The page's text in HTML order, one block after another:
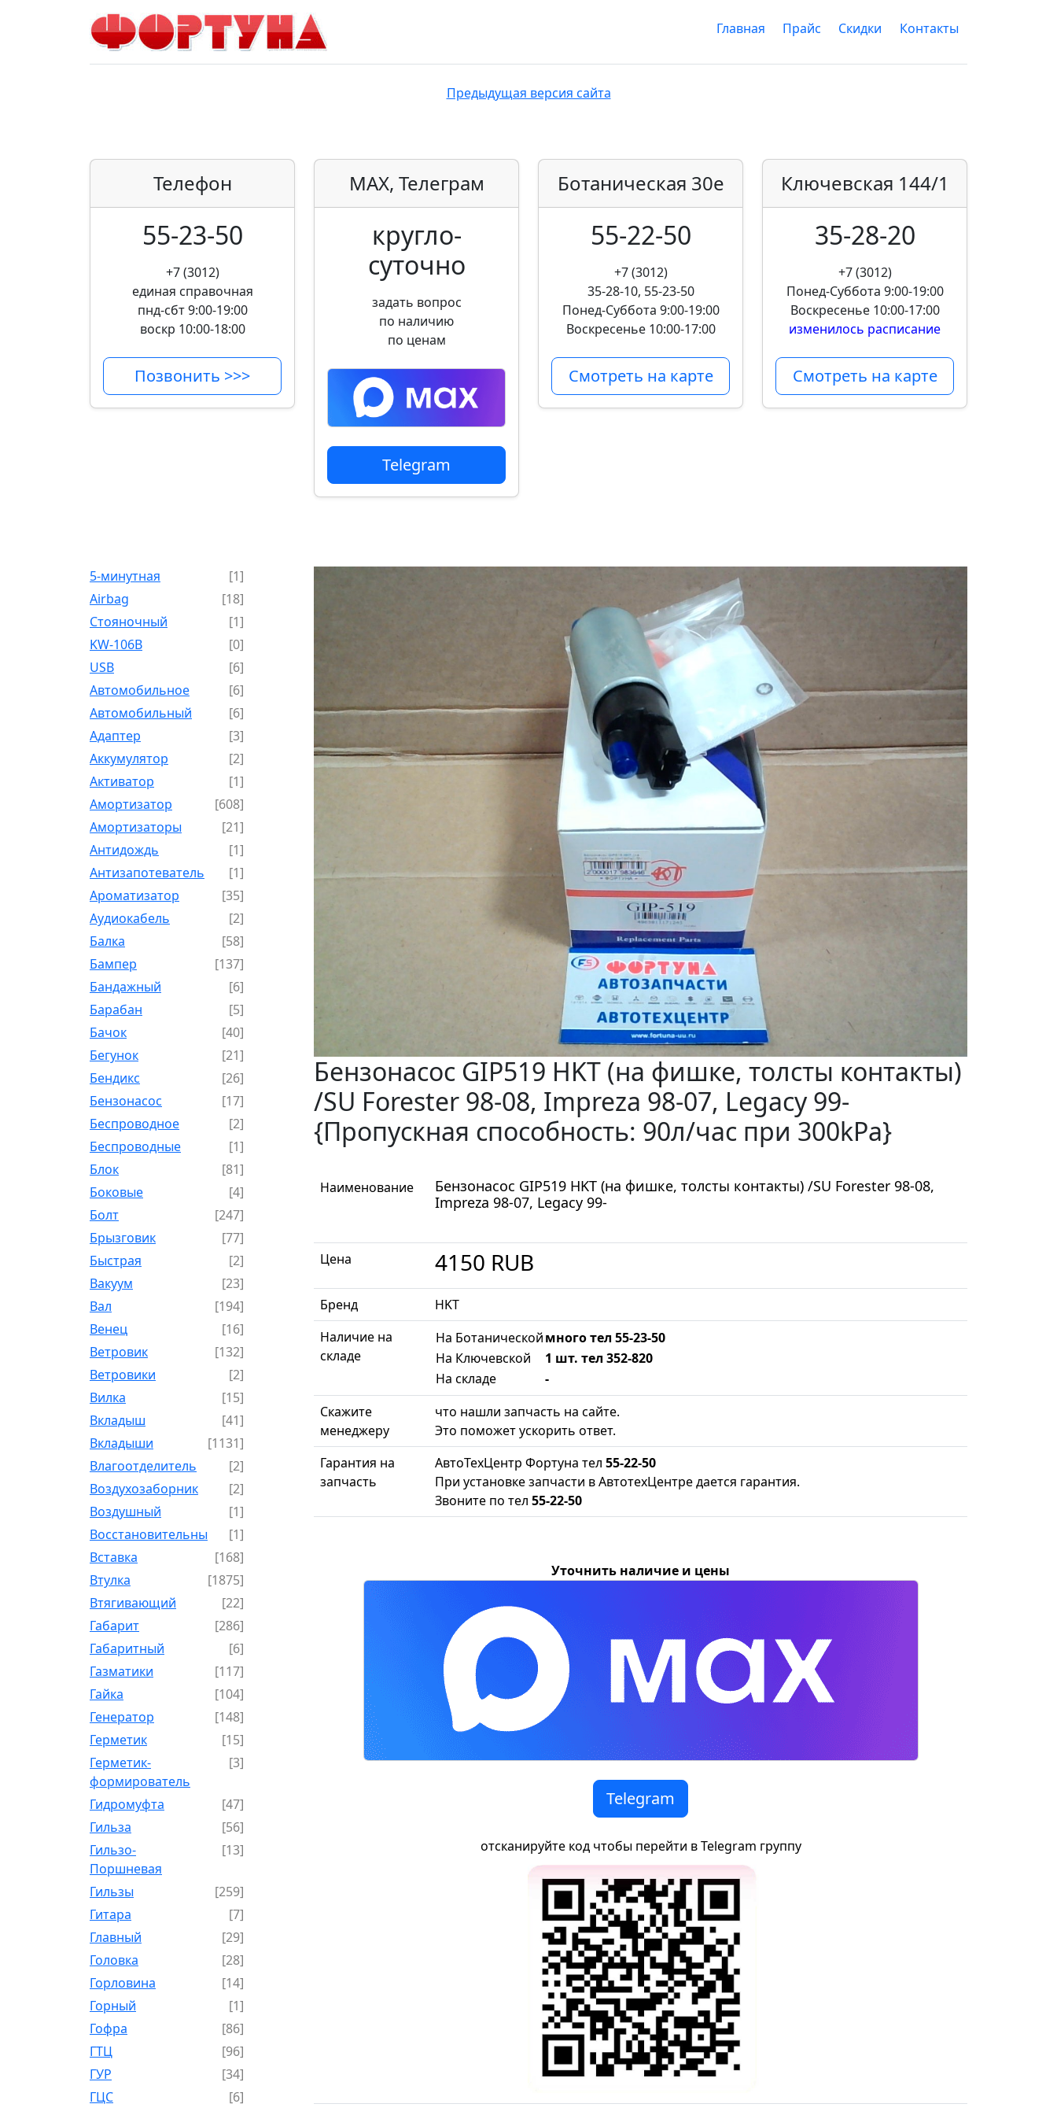
Главная Прайс Скидки Контакты
Предыдущая версия сайта
Телефон
55-23-50
+7 (3012)
единая справочная
пнд-сбт 9:00-19:00
воскр 10:00-18:00
Позвонить >>>
MAX, Телеграм
кругло­
суточно
задать вопрос
по наличию
по ценам
Telegram
Ботаническая 30е
55-22-50
+7 (3012)
35-28-10, 55-23-50
Понед-Суббота 9:00-19:00
Воскресенье 10:00-17:00
Смотреть на карте
Ключевская 144/1
35-28-20
+7 (3012)
Понед-Суббота 9:00-19:00
Воскресенье 10:00-17:00
изменилось расписание
Смотреть на карте
5-минутная
[1]
Airbag
[18]
Cтояночный
[1]
KW-106B
[0]
USB
[6]
Автомобильное
[6]
Автомобильный
[6]
Адаптер
[3]
Аккумулятор
[2]
Активатор
[1]
Амортизатор
[608]
Амортизаторы
[21]
Антидождь
[1]
Антизапотеватель
[1]
Ароматизатор
[35]
Аудиокабель
[2]
Балка
[58]
Бампер
[137]
Бандажный
[6]
Барабан
[5]
Бачок
[40]
Бегунок
[21]
Бендикс
[26]
Бензонасос
[17]
Беспроводное
[2]
Беспроводные
[1]
Блок
[81]
Боковые
[4]
Болт
[247]
Брызговик
[77]
Быстрая
[2]
Вакуум
[23]
Вал
[194]
Венец
[16]
Ветровик
[132]
Ветровики
[2]
Вилка
[15]
Вкладыш
[41]
Вкладыши
[1131]
Влагоотделитель
[2]
Воздухозаборник
[2]
Воздушный
[1]
Восстановительный
[1]
Вставка
[168]
Втулка
[1875]
Втягивающий
[22]
Габарит
[286]
Габаритный
[6]
Газматики
[117]
Гайка
[104]
Генератор
[148]
Герметик
[15]
Герметик-
формирователь
[3]
Гидромуфта
[47]
Гильза
[56]
Гильзо-
Поршневая
[13]
Гильзы
[259]
Гитара
[7]
Главный
[29]
Головка
[28]
Горловина
[14]
Горный
[1]
Гофра
[86]
ГТЦ
[96]
ГУР
[34]
ГЦC
[6]
Бензонасос GIP519 HKT (на фишке, толсты контакты)
/SU Forester 98-08, Impreza 98-07, Legacy 99-
{Пропускная способность: 90л/час при 300kPa}
Наименование
Бензонасос GIP519 HKT (на фишке, толсты контакты) /SU Forester 98-08,
Impreza 98-07, Legacy 99-
Цена 4150 RUB
Бренд
HKT
Наличие на
складе
На Ботаническоймного тел 55-23-50
На Ключевской
1 шт. тел 352-820
На складе
-
Скажите
менеджеру
что нашли запчасть на сайте.
Это поможет ускорить ответ.
Гарантия на
запчасть
АвтоТехЦентр Фортуна тел 55-22-50
При установке запчасти в АвтотехЦентре дается гарантия.
Звоните по тел 55-22-50
Уточнить наличие и цены
Telegram
отсканируйте код чтобы перейти в Telegram группу